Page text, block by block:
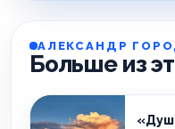
АЛЕКСАНДР
Больше из